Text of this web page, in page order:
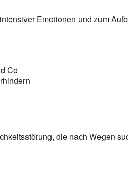
Emotionen und zum
Co
die nach Wegen